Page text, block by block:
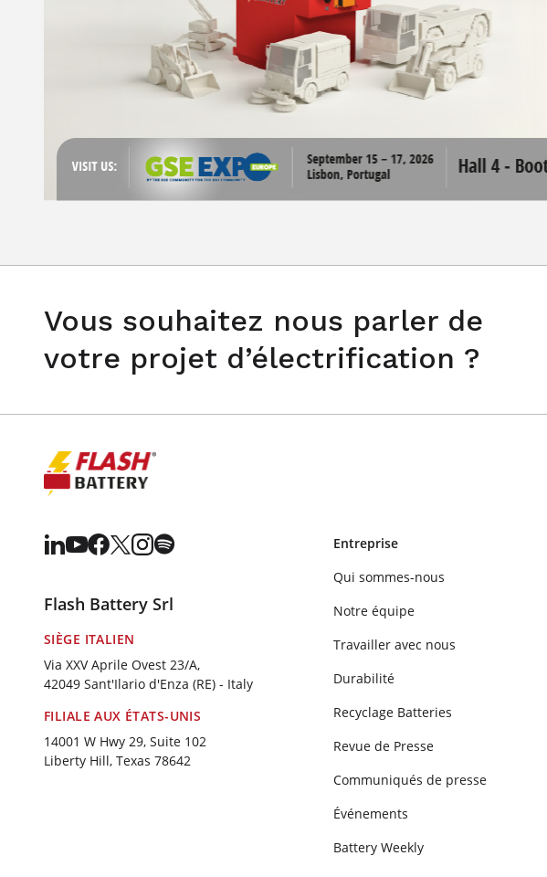
Vous souhaitez nous parler de
votre projet d’électrification ?
Flash Battery Srl
SIÈGE ITALIEN
Via XXV Aprile Ovest 23/A,
42049 Sant'Ilario d'Enza (RE) - Italy
FILIALE AUX ÉTATS-UNIS
14001 W Hwy 29, Suite 102
Liberty Hill, Texas 78642
Entreprise
Qui sommes-nous
Notre équipe
Travailler avec nous
Durabilité
Recyclage Batteries
Revue de Presse
Communiqués de presse
Événements
Battery Weekly